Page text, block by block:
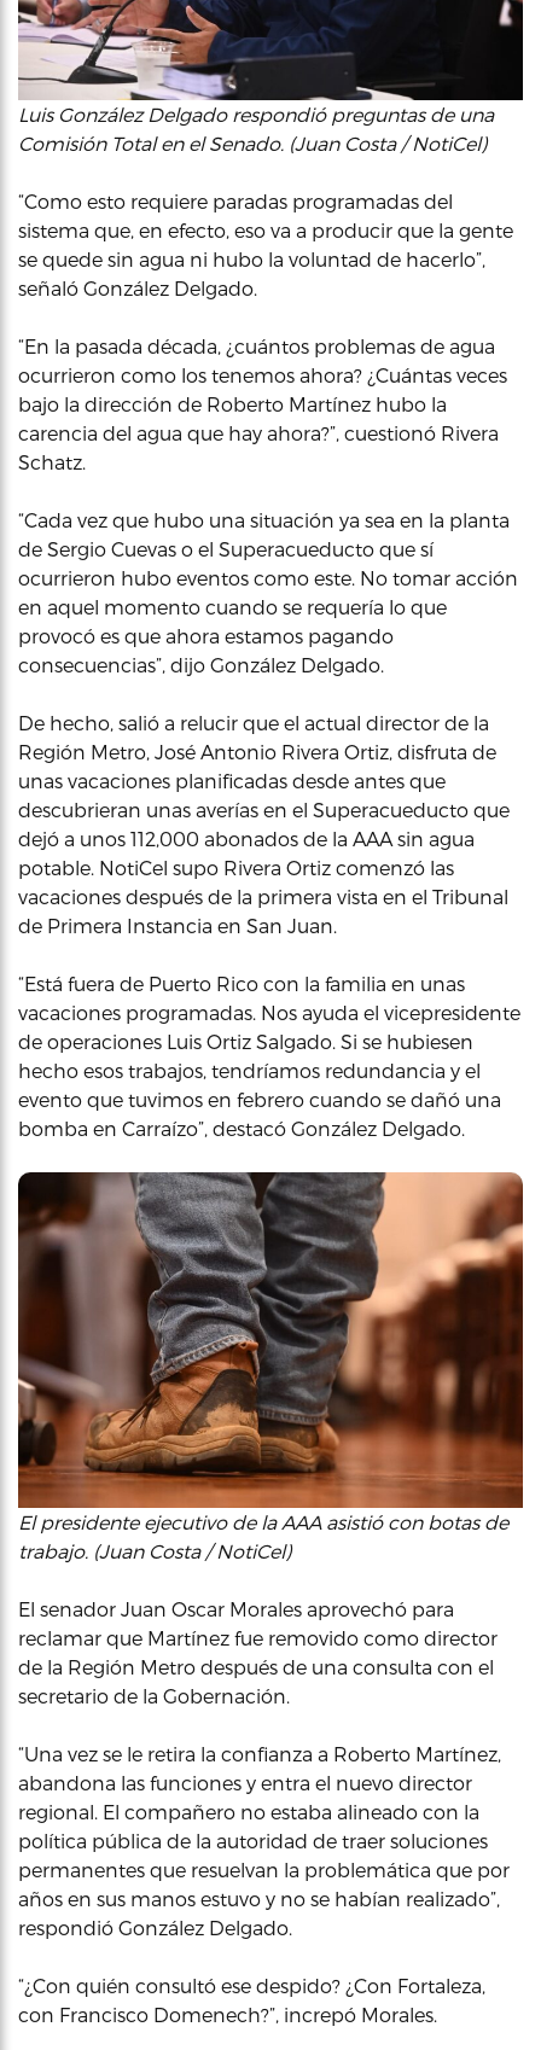
Luis González Delgado respondió preguntas de una
Comisión Total en el Senado. (Juan Costa / NotiCel)
“Como esto requiere paradas programadas del
sistema que, en efecto, eso va a producir que la gente
se quede sin agua ni hubo la voluntad de hacerlo”,
señaló González Delgado.
“En la pasada década, ¿cuántos problemas de agua
ocurrieron como los tenemos ahora? ¿Cuántas veces
bajo la dirección de Roberto Martínez hubo la
carencia del agua que hay ahora?”, cuestionó Rivera
Schatz.
“Cada vez que hubo una situación ya sea en la planta
de Sergio Cuevas o el Superacueducto que sí
ocurrieron hubo eventos como este. No tomar acción
en aquel momento cuando se requería lo que
provocó es que ahora estamos pagando
consecuencias”, dijo González Delgado.
De hecho, salió a relucir que el actual director de la
Región Metro, José Antonio Rivera Ortiz, disfruta de
unas vacaciones planificadas desde antes que
descubrieran unas averías en el Superacueducto que
dejó a unos 112,000 abonados de la AAA sin agua
potable. NotiCel supo Rivera Ortiz comenzó las
vacaciones después de la primera vista en el Tribunal
de Primera Instancia en San Juan.
“Está fuera de Puerto Rico con la familia en unas
vacaciones programadas. Nos ayuda el vicepresidente
de operaciones Luis Ortiz Salgado. Si se hubiesen
hecho esos trabajos, tendríamos redundancia y el
evento que tuvimos en febrero cuando se dañó una
bomba en Carraízo”, destacó González Delgado.
El presidente ejecutivo de la AAA asistió con botas de
trabajo. (Juan Costa / NotiCel)
El senador Juan Oscar Morales aprovechó para
reclamar que Martínez fue removido como director
de la Región Metro después de una consulta con el
secretario de la Gobernación.
“Una vez se le retira la confianza a Roberto Martínez,
abandona las funciones y entra el nuevo director
regional. El compañero no estaba alineado con la
política pública de la autoridad de traer soluciones
permanentes que resuelvan la problemática que por
años en sus manos estuvo y no se habían realizado”,
respondió González Delgado.
“¿Con quién consultó ese despido? ¿Con Fortaleza,
con Francisco Domenech?”, increpó Morales.